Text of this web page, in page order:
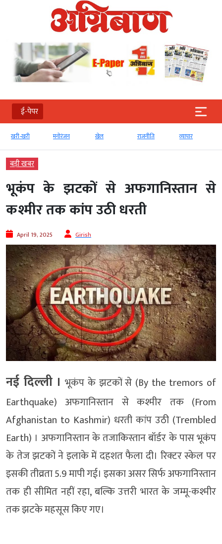
ई-पेपर
खरी-खरी मनोरंजन खेल राजनीति व्‍यापार
बड़ी खबर
भूकंप के झटकों से अफगानिस्तान से
कश्मीर तक कांप उठी धरती
April 19, 2025 Girish
नई दिल्ली । भूकंप के झटकों से (By the tremors of
Earthquake) अफगानिस्तान से कश्मीर तक (From
Afghanistan to Kashmir) धरती कांप उठी (Trembled
Earth) । अफगानिस्तान के तजाकिस्तान बॉर्डर के पास भूकंप
के तेज झटकों ने इलाके में दहशत फैला दी। रिक्टर स्केल पर
इसकी तीव्रता 5.9 मापी गई। इसका असर सिर्फ अफगानिस्तान
तक ही सीमित नहीं रहा, बल्कि उत्तरी भारत के जम्मू-कश्मीर
तक झटके महसूस किए गए।